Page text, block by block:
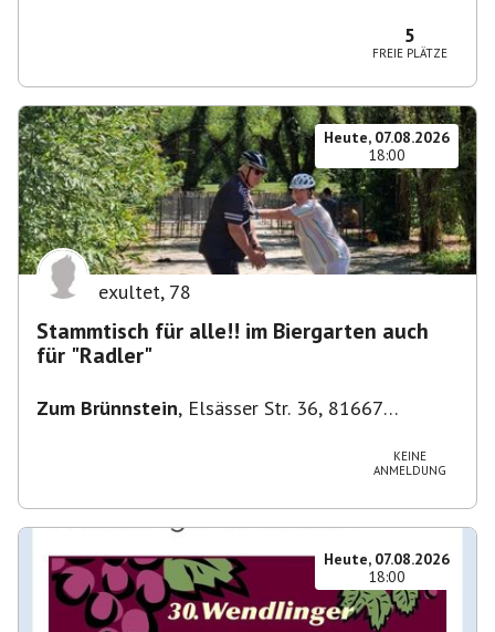
5
FREIE PLÄTZE
Heute, 07.08.2026
18:00
exultet, 78
Stammtisch für alle!! im Biergarten auch
für "Radler"
Zum Brünnstein, Elsässer Str. 36, 81667
KEINE
ANMELDUNG
Heute, 07.08.2026
18:00